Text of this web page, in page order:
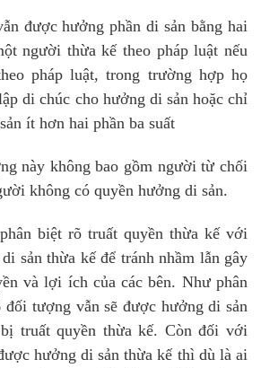
được hưởng phần di sản bằng hai
người thừa kế theo pháp luật nếu
pháp luật, trong trường hợp họ
di chúc cho hưởng di sản hoặc chỉ
ít hơn hai phần ba suất
này không bao gồm người từ chối
không có quyền hưởng di sản.
biệt rõ truất quyền thừa kế với
sản thừa kế để tránh nhầm lẫn gây
và lợi ích của các bên. Như phân
tượng vẫn sẽ được hưởng di sản
truất quyền thừa kế. Còn đối với
hưởng di sản thừa kế thì dù là ai